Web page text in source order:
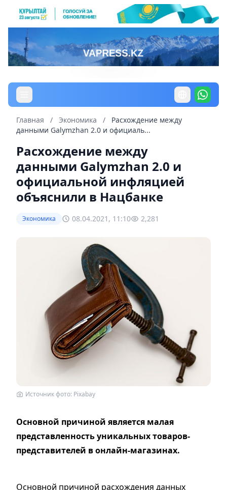
Главная / Экономика /
Расхождение между
данными Galymzhan 2.0 и официаль...
Расхождение между
данными Galymzhan 2.0 и
официальной инфляцией
объяснили в Нацбанке
Экономика 08.04.2021, 11:10 2,281
Источник фото: Рixabay
Основной причиной является малая
представленность уникальных товаров-
представителей в онлайн-магазинах.
Основной причиной расхождения данных